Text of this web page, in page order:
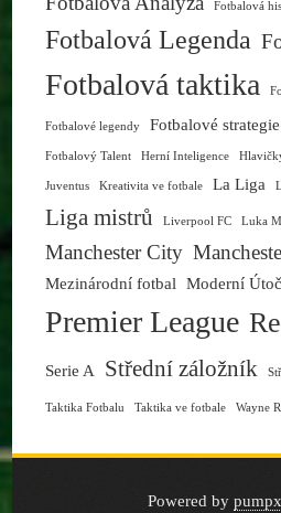
Fotbalová
Fotbalová Legenda
Fotbalová taktika
Fotbalové legendy Fotbalové strategie
Fotbalový Talent Herní Inteligence
Juventus Kreativita ve fotbale La Liga
Liga mistrů Liverpool FC Luka
Manchester City
Mezinárodní fotbal Moderní
Premier League
Serie A Střední záložník
Taktika Fotbalu Taktika ve fotbale Wayne
Powered by